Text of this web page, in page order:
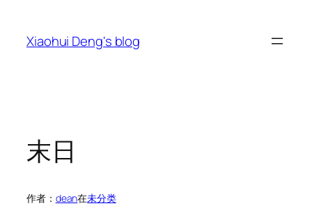
Xiaohui Deng's blog
末日
作者： dean在未分类